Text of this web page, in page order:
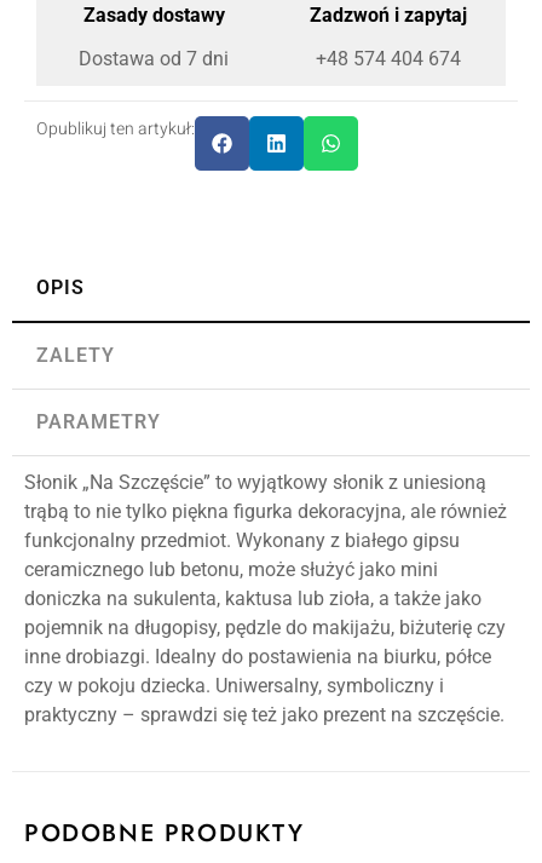
Zasady dostawy
Dostawa od 7 dni
Zadzwoń i zapytaj
+48 574 404 674
Opublikuj ten artykuł:
OPIS
ZALETY
PARAMETRY
Słonik „Na Szczęście” to wyjątkowy słonik z uniesioną
trąbą to nie tylko piękna figurka dekoracyjna, ale również
funkcjonalny przedmiot. Wykonany z białego gipsu
ceramicznego lub betonu, może służyć jako mini
doniczka na sukulenta, kaktusa lub zioła, a także jako
pojemnik na długopisy, pędzle do makijażu, biżuterię czy
inne drobiazgi. Idealny do postawienia na biurku, półce
czy w pokoju dziecka. Uniwersalny, symboliczny i
praktyczny – sprawdzi się też jako prezent na szczęście.
PODOBNE PRODUKTY